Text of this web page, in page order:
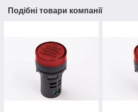
Подібні товари компанії